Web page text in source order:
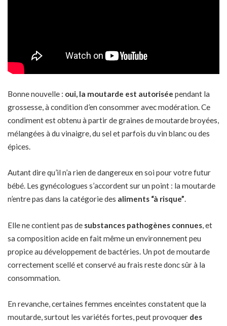
Bonne nouvelle : oui, la moutarde est autorisée pendant la
grossesse, à condition d’en consommer avec modération. Ce
condiment est obtenu à partir de graines de moutarde broyées,
mélangées à du vinaigre, du sel et parfois du vin blanc ou des
épices.
Autant dire qu’il n’a rien de dangereux en soi pour votre futur
bébé. Les gynécologues s’accordent sur un point : la moutarde
n’entre pas dans la catégorie des aliments “à risque”.
Elle ne contient pas de substances pathogènes connues, et
sa composition acide en fait même un environnement peu
propice au développement de bactéries. Un pot de moutarde
correctement scellé et conservé au frais reste donc sûr à la
consommation.
En revanche, certaines femmes enceintes constatent que la
moutarde, surtout les variétés fortes, peut provoquer des